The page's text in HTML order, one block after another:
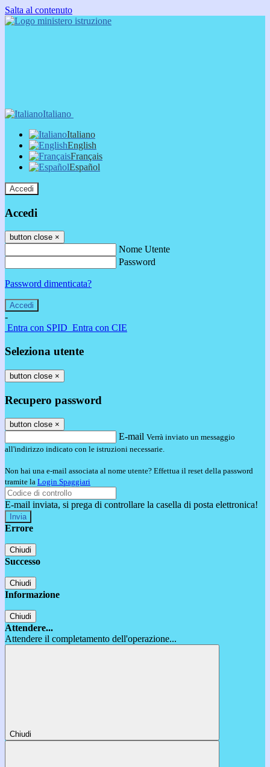
Salta al contenuto
Italiano
Italiano
English
Français
Español
Accedi
Accedi
button close ×
Nome Utente
Password
Password dimenticata?
-
Entra con SPID Entra con CIE
Seleziona utente
button close ×
Recupero password
button close ×
E-mail Verrà inviato un messaggio
all'indirizzo indicato con le istruzioni necessarie.
Non hai una e-mail associata al nome utente? Effettua il reset della password
tramite la Login Spaggiari
E-mail inviata, si prega di controllare la casella di posta elettronica!
Errore
Chiudi
Successo
Chiudi
Informazione
Chiudi
Attendere...
Attendere il completamento dell'operazione...
Chiudi